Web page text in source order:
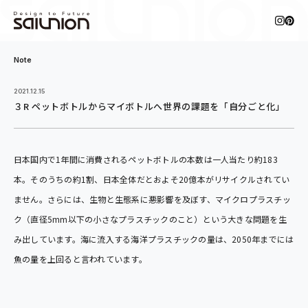
Note
2021.12.15
３R ペットボトルからマイボトルへ世界の課題を「自分ごと化」
日本国内で1年間に消費されるペットボトルの本数は一人当たり約183
本。そのうちの約1割、日本全体だとおよそ20億本がリサイクルされてい
ません。さらには、生物と生態系に悪影響を及ぼす、マイクロプラスチッ
ク（直径5mm以下の小さなプラスチックのこと）という大きな問題を生
み出しています。海に流入する海洋プラスチックの量は、2050年までには
魚の量を上回ると言われています。